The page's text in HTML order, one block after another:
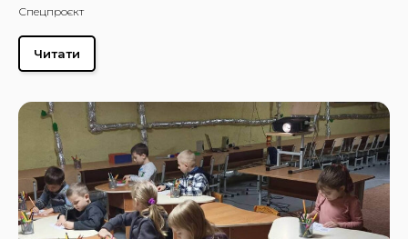
Спецпроєкт
Читати